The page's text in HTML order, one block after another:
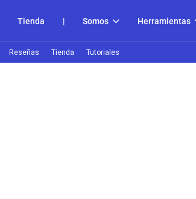
Tienda | Somos Herramientas
Reseñas Tienda Tutoriales